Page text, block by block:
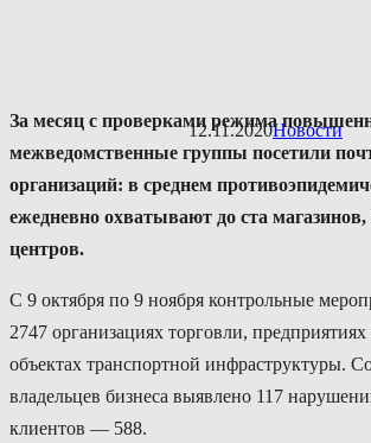
12.11.2020Новости
За месяц с проверками режима
межведомственные группы посетили
организаций: в среднем
ежедневно охватывают до ста
центров.
С 9 октября по 9 ноября контрольные
2747 организациях торговли,
объектах транспортной инфраструктуры.
владельцев бизнеса выявлено 117
клиентов — 588.